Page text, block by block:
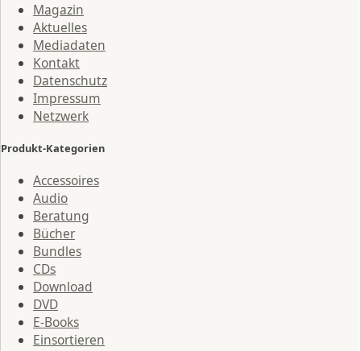
Magazin
Aktuelles
Mediadaten
Kontakt
Datenschutz
Impressum
Netzwerk
Produkt-Kategorien
Accessoires
Audio
Beratung
Bücher
Bundles
CDs
Download
DVD
E-Books
Einsortieren